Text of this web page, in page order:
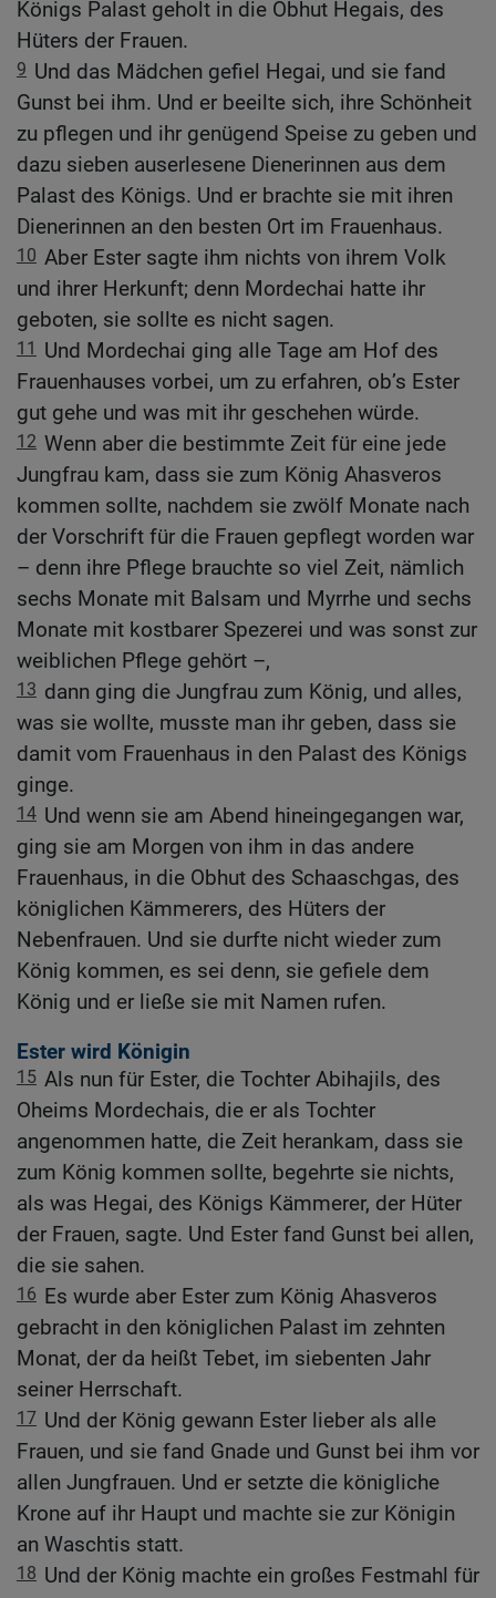
Königs Palast geholt in die Obhut Hegais, des
Hüters der Frauen.
9 Und das Mädchen gefiel Hegai, und sie fand
Gunst bei ihm. Und er beeilte sich, ihre Schönheit
zu pflegen und ihr genügend Speise zu geben und
dazu sieben auserlesene Dienerinnen aus dem
Palast des Königs. Und er brachte sie mit ihren
Dienerinnen an den besten Ort im Frauenhaus.
10 Aber Ester sagte ihm nichts von ihrem Volk
und ihrer Herkunft; denn Mordechai hatte ihr
geboten, sie sollte es nicht sagen.
11
Und Mordechai ging alle Tage am Hof des
Frauenhauses vorbei, um zu erfahren, ob’s Ester
gut gehe und was mit ihr geschehen würde.
12 Wenn aber die bestimmte Zeit für eine jede
Jungfrau kam, dass sie zum König Ahasveros
kommen sollte, nachdem sie zwölf Monate nach
der Vorschrift für die Frauen gepflegt worden war
– denn ihre Pflege brauchte so viel Zeit, nämlich
sechs Monate mit Balsam und Myrrhe und sechs
Monate mit kostbarer Spezerei und was sonst zur
weiblichen Pflege gehört –,
13 dann ging die Jungfrau zum König, und alles,
was sie wollte, musste man ihr geben, dass sie
damit vom Frauenhaus in den Palast des Königs
ginge.
14 Und wenn sie am Abend hineingegangen war,
ging sie am Morgen von ihm in das andere
Frauenhaus, in die Obhut des Schaaschgas, des
königlichen Kämmerers, des Hüters der
Nebenfrauen. Und sie durfte nicht wieder zum
König kommen, es sei denn, sie gefiele dem
König und er ließe sie mit Namen rufen.
Ester wird Königin
15 Als nun für Ester, die Tochter Abihajils, des
Oheims Mordechais, die er als Tochter
angenommen hatte, die Zeit herankam, dass sie
zum König kommen sollte, begehrte sie nichts,
als was Hegai, des Königs Kämmerer, der Hüter
der Frauen, sagte. Und Ester fand Gunst bei allen,
die sie sahen.
16 Es wurde aber Ester zum König Ahasveros
gebracht in den königlichen Palast im zehnten
Monat, der da heißt Tebet, im siebenten Jahr
seiner Herrschaft.
17 Und der König gewann Ester lieber als alle
Frauen, und sie fand Gnade und Gunst bei ihm vor
allen Jungfrauen. Und er setzte die königliche
Krone auf ihr Haupt und machte sie zur Königin
an Waschtis statt.
18 Und der König machte ein großes Festmahl für